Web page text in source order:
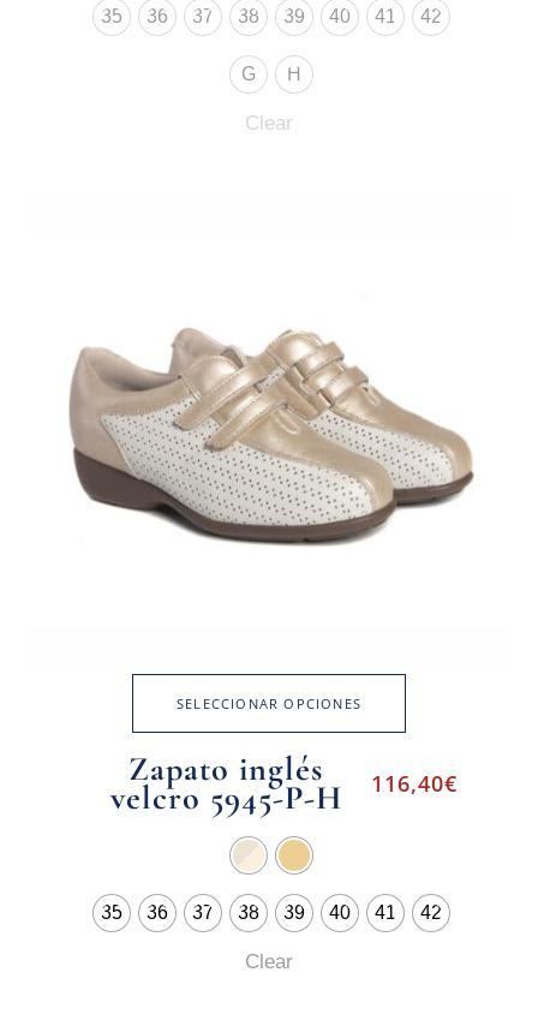
35 36 37 38 39 40 41 42
G H
Clear
SELECCIONAR OPCIONES
Zapato inglés
velcro 5945-P-H 116,40€
35 36 37 38 39 40 41 42
Clear